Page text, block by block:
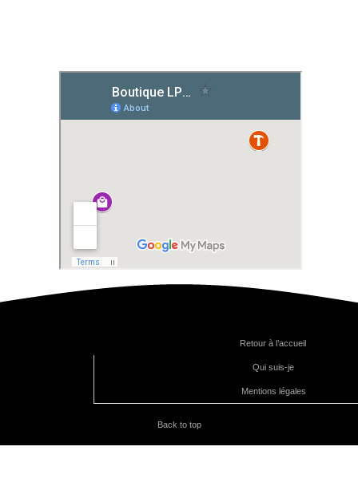
Retour à l’accueil
Qui suis-je
Mentions légales
Back to top